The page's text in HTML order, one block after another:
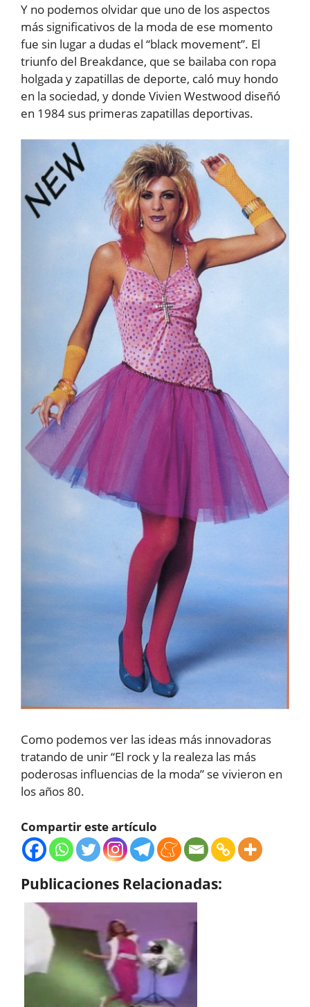
Y no podemos olvidar que uno de los aspectos
más significativos de la moda de ese momento
fue sin lugar a dudas el “black movement”. El
triunfo del Breakdance, que se bailaba con ropa
holgada y zapatillas de deporte, caló muy hondo
en la sociedad, y donde Vivien Westwood diseñó
en 1984 sus primeras zapatillas deportivas.
Como podemos ver las ideas más innovadoras
tratando de unir “El rock y la realeza las más
poderosas influencias de la moda” se vivieron en
los años 80.
Compartir este artículo
Publicaciones Relacionadas: